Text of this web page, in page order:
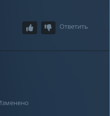
Ответить